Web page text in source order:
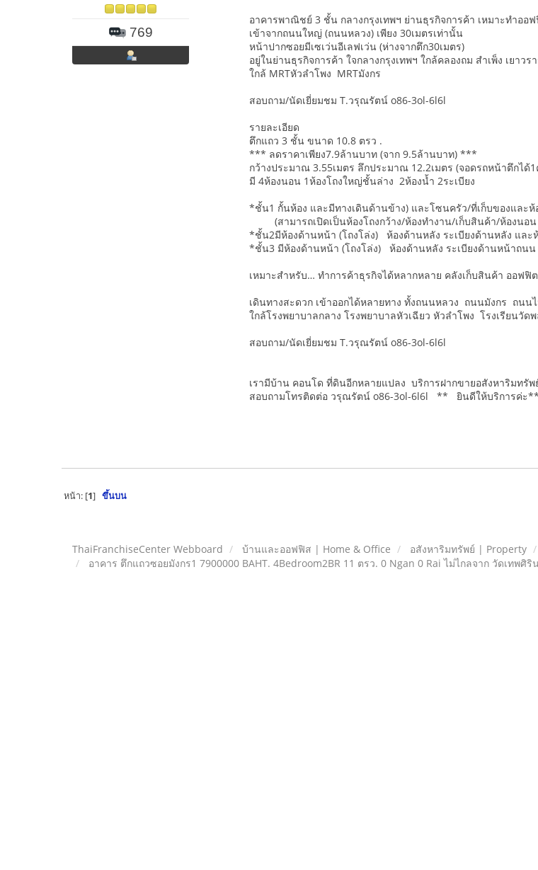
769
อาคารพาณิชย์ 3 ชั้น กลางกรุงเทพฯ ย่านธุรกิจการค้า เหมาะทำออ
เข้าจากถนนใหญ่ (ถนนหลวง) เพียง 30เมตรเท่านั้น
หน้าปากซอยมีเซเว่นอีเลฟเว่น (ห่างจากตึก30เมตร)
อยู่ในย่านธุรกิจการค้า ใจกลางกรุงเทพฯ ใกล้คลองถม สำเพ็ง เยาวร
ใกล้ MRTหัวลำโพง MRTมังกร
สอบถาม/นัดเยี่ยมชม T.วรุณรัตน์ o86-3ol-6l6l
รายละเอียด
ตึกแถว 3 ชั้น ขนาด 10.8 ตรว .
*** ลดราคาเพียง7.9ล้านบาท (จาก 9.5ล้านบาท) ***
กว้างประมาณ 3.55เมตร ลึกประมาณ 12.2เมตร (จอดรถหน้าตึกได้
มี 4ห้องนอน 1ห้องโถงใหญ่ชั้นล่าง 2ห้องน้ำ 2ระเบียง
*ชั้น1 กั้นห้อง และมีทางเดินด้านข้าง) และโซนครัว/ที่เก็บของและห้
(สามารถเปิดเป็นห้องโถงกว้าง/ห้องทำงาน/เก็บสินค้า/ห้องนอน
*ชั้น2มีห้องด้านหน้า (โถงโล่ง) ห้องด้านหลัง ระเบียงด้านหลัง และ
*ชั้น3 มีห้องด้านหน้า (โถงโล่ง) ห้องด้านหลัง ระเบียงด้านหน้าถนน
เหมาะสำหรับ… ทำการค้าธุรกิจได้หลากหลาย คลังเก็บสินค้า ออฟ
เดินทางสะดวก เข้าออกได้หลายทาง ทั้งถนนหลวง ถนนมังกร ถนน
ใกล้โรงพยาบาลกลาง โรงพยาบาลหัวเฉียว หัวลำโพง โรงเรียนวั
สอบถาม/นัดเยี่ยมชม T.วรุณรัตน์ o86-3ol-6l6l
เรามีบ้าน คอนโด ที่ดินอีกหลายแปลง บริการฝากขายอสังหาริมทรั
สอบถามโทรติดต่อ วรุณรัตน์ o86-3ol-6l6l ** ยินดีให้บริการค่ะ**
หน้า: [1] ขึ้นบน
ThaiFranchiseCenter Webboard บ้านและออฟฟิส | Home & Office อสังหาริมทรัพย์ | Property
อาคาร ตึกแถวซอยมังกร1 7900000 BAHT. 4Bedroom2BR 11 ตรว. 0 Ngan 0 Rai ไม่ไกลจาก วัดเทพศิ